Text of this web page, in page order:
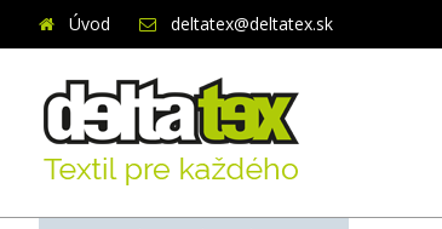
Úvod deltatex@deltatex.sk